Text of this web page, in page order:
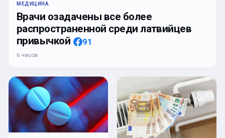
МЕДИЦИНА
Врачи озадачены все более
распространенной среди латвийцев
привычкой
91
6 часов